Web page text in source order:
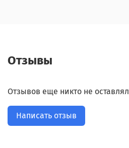
Отзывы
Отзывов еще никто не оставлял
Написать отзыв